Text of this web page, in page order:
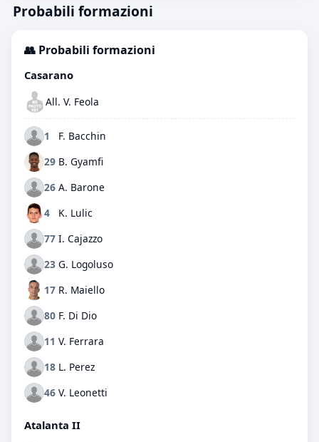
Probabili formazioni
👥 Probabili formazioni
Casarano
All. V. Feola
1
F. Bacchin
29 B. Gyamfi
26 A. Barone
4
K. Lulic
77 I. Cajazzo
23 G. Logoluso
17 R. Maiello
80 F. Di Dio
11 V. Ferrara
18 L. Perez
46 V. Leonetti
Atalanta II